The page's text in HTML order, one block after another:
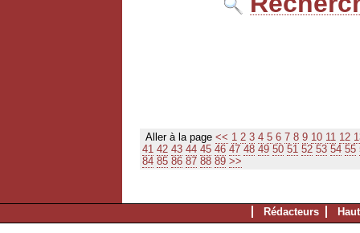
Aller à la page << 1 2 3 4 5 6 7 8 9 10 11 12
41 42 43 44 45 46 47 48 49 50 51 52 53 54 55
84 85 86 87 88 89 >>
Rédacteurs